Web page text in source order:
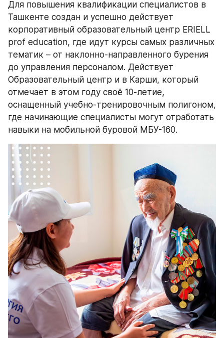
Для повышения квалификации специалистов в
Ташкенте создан и успешно действует
корпоративный образовательный центр ERIELL
prof education, где идут курсы самых различных
тематик – от наклонно-направленного бурения
до управления персоналом. Действует
Образовательный центр и в Карши, который
отмечает в этом году своё 10-летие,
оснащенный учебно-тренировочным полигоном,
где начинающие специалисты могут отработать
навыки на мобильной буровой МБУ-160.